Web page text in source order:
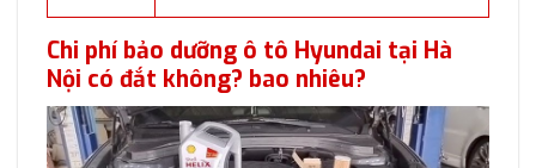
Chi phí bảo dưỡng ô tô Hyundai tại Hà
Nội có đắt không? bao nhiêu?